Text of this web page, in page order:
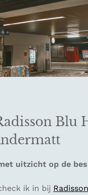
Blu
uitzicht op de
ik in bij